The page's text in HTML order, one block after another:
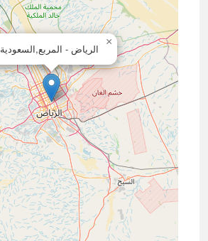
الرياض - المربع,السعودية
×